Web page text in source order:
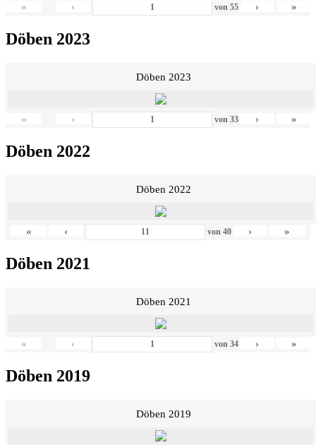
« ‹ von 55 › »
Döben 2023
Döben 2023
« ‹ von 33 › »
Döben 2022
Döben 2022
« ‹ von 40 › »
Döben 2021
Döben 2021
« ‹ von 34 › »
Döben 2019
Döben 2019